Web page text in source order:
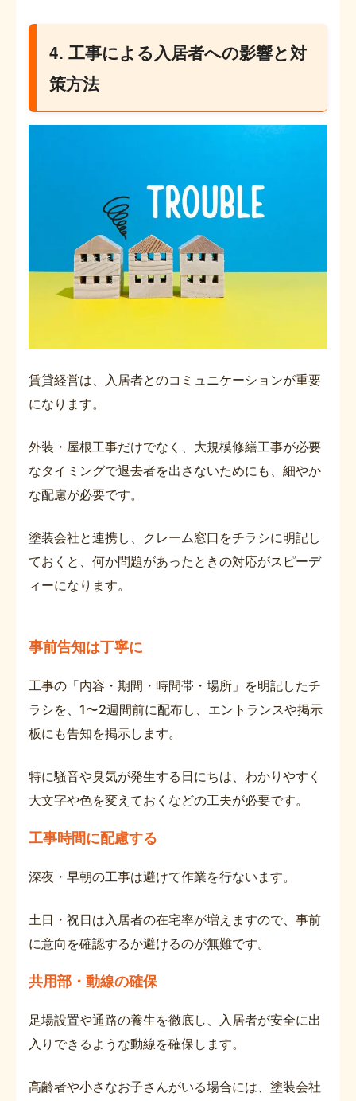
4. 工事による入居者への影響と対
策方法
賃貸経営は、入居者とのコミュニケーションが重要
になります。
外装・屋根工事だけでなく、大規模修繕工事が必要
なタイミングで退去者を出さないためにも、細やか
な配慮が必要です。
塗装会社と連携し、クレーム窓口をチラシに明記し
ておくと、何か問題があったときの対応がスピーデ
ィーになります。
事前告知は丁寧に
工事の「内容・期間・時間帯・場所」を明記したチ
ラシを、1〜2週間前に配布し、エントランスや掲示
板にも告知を掲示します。
特に騒音や臭気が発生する日にちは、わかりやすく
大文字や色を変えておくなどの工夫が必要です。
工事時間に配慮する
深夜・早朝の工事は避けて作業を行ないます。
土日・祝日は入居者の在宅率が増えますので、事前
に意向を確認するか避けるのが無難です。
共用部・動線の確保
足場設置や通路の養生を徹底し、入居者が安全に出
入りできるような動線を確保します。
高齢者や小さなお子さんがいる場合には、塗装会社